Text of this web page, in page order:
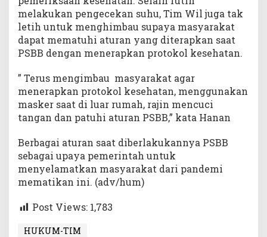
melakukan pengecekan suhu, Tim Wil juga tak
letih untuk menghimbau supaya masyarakat
dapat mematuhi aturan yang diterapkan saat
PSBB dengan menerapkan protokol kesehatan.
” Terus mengimbau masyarakat agar
menerapkan protokol kesehatan, menggunakan
masker saat di luar rumah, rajin mencuci
tangan dan patuhi aturan PSBB,” kata Hanan
Berbagai aturan saat diberlakukannya PSBB
sebagai upaya pemerintah untuk
menyelamatkan masyarakat dari pandemi
mematikan ini. (adv/hum)
Post Views: 1,783
HUKUM-TIM